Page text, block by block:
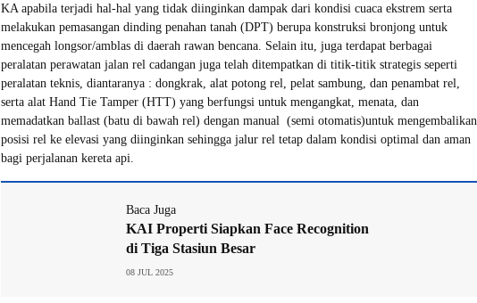
KA apabila terjadi hal-hal yang tidak diinginkan dampak dari kondisi cuaca ekstrem serta
melakukan pemasangan dinding penahan tanah (DPT) berupa konstruksi bronjong untuk
mencegah longsor/amblas di daerah rawan bencana. Selain itu, juga terdapat berbagai
peralatan perawatan jalan rel cadangan juga telah ditempatkan di titik-titik strategis seperti
peralatan teknis, diantaranya : dongkrak, alat potong rel, pelat sambung, dan penambat rel,
serta alat Hand Tie Tamper (HTT) yang berfungsi untuk mengangkat, menata, dan
memadatkan ballast (batu di bawah rel) dengan manual (semi otomatis)untuk mengembalikan
posisi rel ke elevasi yang diinginkan sehingga jalur rel tetap dalam kondisi optimal dan aman
bagi perjalanan kereta api.
Baca Juga
KAI Properti Siapkan Face Recognition
di Tiga Stasiun Besar
08 JUL 2025